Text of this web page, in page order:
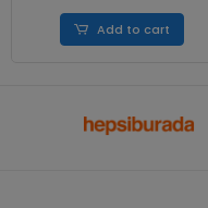
Add to cart